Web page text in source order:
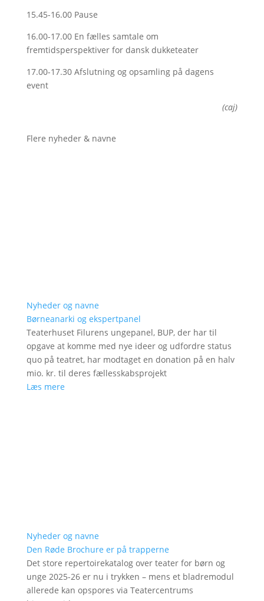
15.45-16.00 Pause
16.00-17.00 En fælles samtale om
fremtidsperspektiver for dansk dukketeater
17.00-17.30 Afslutning og opsamling på dagens
event
(caj)
Flere nyheder & navne
Nyheder og navne
Børneanarki og ekspertpanel
Teaterhuset Filurens ungepanel, BUP, der har til
opgave at komme med nye ideer og udfordre status
quo på teatret, har modtaget en donation på en halv
mio. kr. til deres fællesskabsprojekt
Læs mere
Nyheder og navne
Den Røde Brochure er på trapperne
Det store repertoirekatalog over teater for børn og
unge 2025-26 er nu i trykken – mens et bladremodul
allerede kan opspores via Teatercentrums